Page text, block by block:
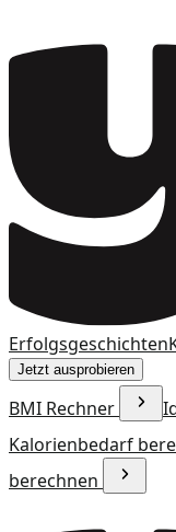
Erfolgsgeschichten
Jetzt ausprobieren
BMI Rechner
Kalorienbedarf
berechnen